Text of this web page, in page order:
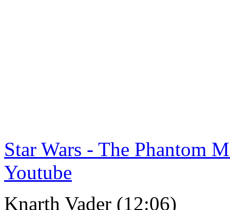
Star Wars - The Phantom
Youtube
Knarth Vader (12:06)